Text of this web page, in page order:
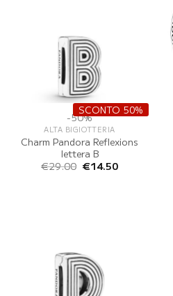
-50%
ALTA BIGIOTTERIA
Charm Pandora Reflexions
lettera B
SCONTO 50%
€29.00 Il
prezzo
€14.50Il
prezzo